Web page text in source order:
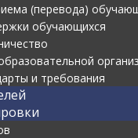
(перевода)
обучающихся
и требования